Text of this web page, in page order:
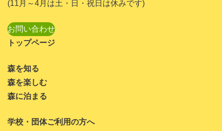
(11月～4月は土・日・祝日は休みです)
お問い合わせ
トップページ
森を知る
森を楽しむ
森に泊まる
学校・団体ご利用の方へ